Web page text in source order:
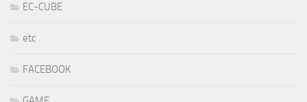
EC-CUBE
etc
FACEBOOK